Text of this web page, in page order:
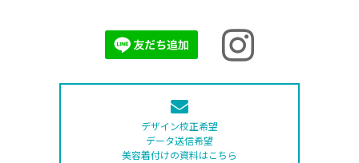
デザイン校正希望
データ送信希望
美容着付けの資料はこちら